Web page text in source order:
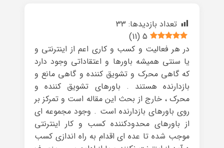
تعداد بازدیدها: 33
5
(
11
)
در هر فعالیت و کسب و کاری اعم از اینترنتی و
یا سنتی همیشه باورها و اعتقاداتی وجود دارد
که گاهی محرک و تشویق کننده و گاهی مانع و
بازدارنده هستند . باورهای تشویق کننده و
محرک ، خارج از بحث این مقاله است و تمرکز بر
روی باورهای بازدارنده است . وجود مجموعه ای
از باورهای محدودکننده کسب و کار اینترنتی
موجب شده تا عده ای اقدام به راه اندازی کسب